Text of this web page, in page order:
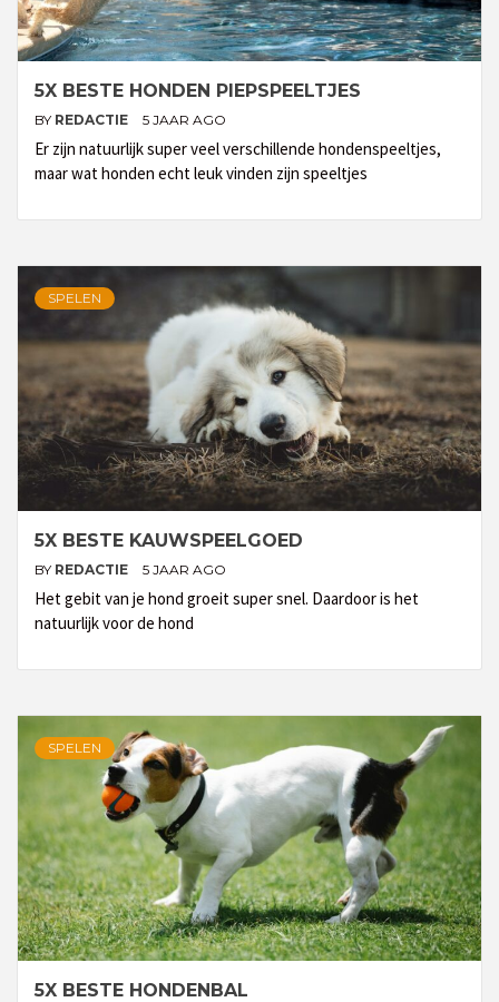
5X BESTE HONDEN PIEPSPEELTJES
BY REDACTIE 5 JAAR AGO
Er zijn natuurlijk super veel verschillende hondenspeeltjes,
maar wat honden echt leuk vinden zijn speeltjes
SPELEN
5X BESTE KAUWSPEELGOED
BY REDACTIE 5 JAAR AGO
Het gebit van je hond groeit super snel. Daardoor is het
natuurlijk voor de hond
SPELEN
5X BESTE HONDENBAL